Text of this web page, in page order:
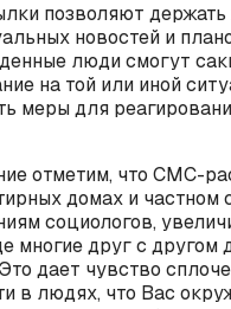
позволяют
новостей и
люди смогут
на той или иной
меры для
отметим, что СМС-
домах и частном
социологов,
многие друг с другом
дает чувство
в людях, что Вас